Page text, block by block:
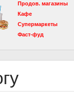
Продов. магазины
Кафе
Супермаркеты
Фаст-фуд